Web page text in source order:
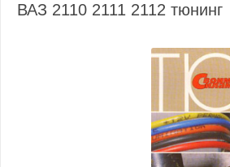
ВАЗ 2110 2111 2112 тюнинг